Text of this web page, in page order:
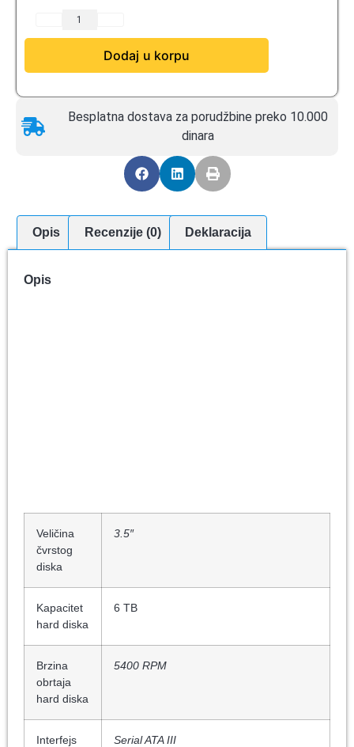
Dodaj u korpu
Besplatna dostava za porudžbine preko 10.000
dinara
Opis Recenzije (0) Deklaracija
Opis
Veličina
čvrstog
diska
3.5″
Kapacitet
hard diska
6 TB
Brzina
obrtaja
hard diska
5400 RPM
Interfejs Serial ATA III